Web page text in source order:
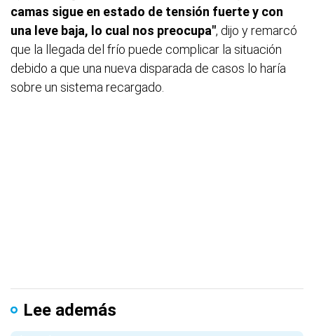
camas sigue en estado de tensión fuerte y con
una leve baja, lo cual nos preocupa", dijo y remarcó
que la llegada del frío puede complicar la situación
debido a que una nueva disparada de casos lo haría
sobre un sistema recargado.
Lee además